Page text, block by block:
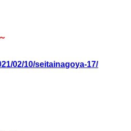
02/10/seitainagoya-17/